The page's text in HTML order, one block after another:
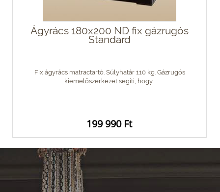
Ágyrács 180x200 ND fix gázrugós
Standard
Fix ágyrács matractartó. Súlyhatár 110 kg. Gázrugós
kiemelőszerkezet segíti, hogy...
199 990 Ft